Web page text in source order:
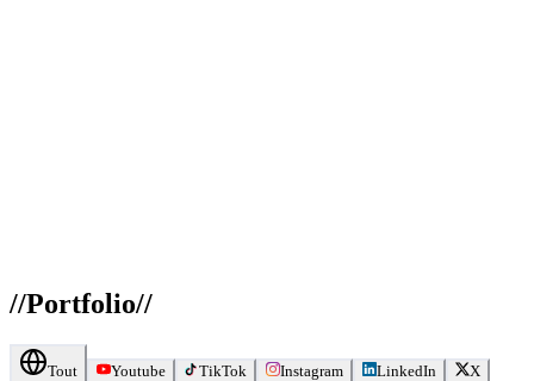
//Portfolio//
Tout Youtube TikTok Instagram LinkedIn X